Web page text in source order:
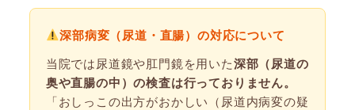
深部病変（尿道・直腸）の対応について
当院では尿道鏡や肛門鏡を用いた深部（尿道の
奥や直腸の中）の検査は行っておりません。
「おしっこの出方がおかしい（尿道内病変の疑